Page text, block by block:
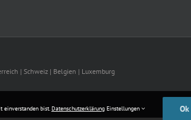
| Schweiz | Belgien | Luxemburg
einverstanden bist.Datenschutzerklärung Einstellungen Ok